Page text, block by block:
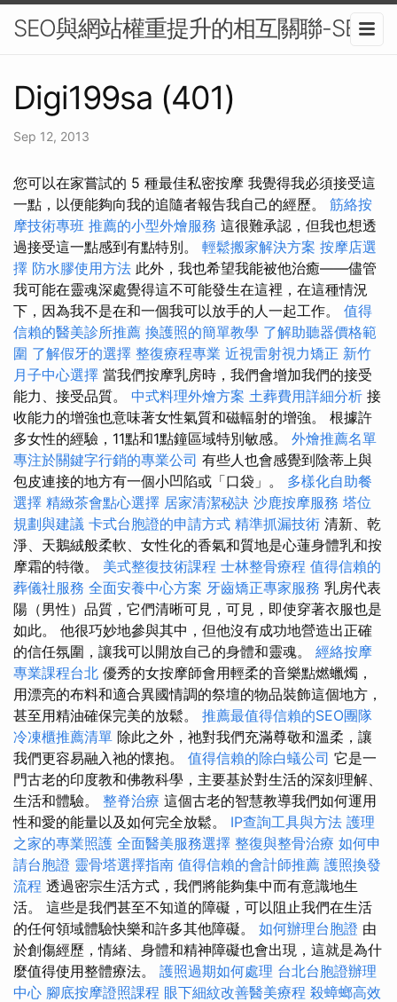
SEO與網站權重提升的相互關聯-SEO
Digi199sa (401)
Sep 12, 2013
您可以在家嘗試的 5 種最佳私密按摩 我覺得我必須接受這
一點，以便能夠向我的追隨者報告我自己的經歷。 筋絡按
摩技術專班 推薦的小型外燴服務 這很難承認，但我也想透
過接受這一點感到有點特別。 輕鬆搬家解決方案 按摩店選
擇 防水膠使用方法 此外，我也希望我能被他治癒——儘管
我可能在靈魂深處覺得這不可能發生在這裡，在這種情況
下，因為我不是在和一個我可以放手的人一起工作。 值得
信賴的醫美診所推薦 換護照的簡單教學 了解助聽器價格範
圍 了解假牙的選擇 整復療程專業 近視雷射視力矯正 新竹
月子中心選擇 當我們按摩乳房時，我們會增加我們的接受
能力、接受品質。 中式料理外燴方案 土葬費用詳細分析 接
收能力的增強也意味著女性氣質和磁輻射的增強。 根據許
多女性的經驗，11點和1點鐘區域特別敏感。 外燴推薦名單
專注於關鍵字行銷的專業公司 有些人也會感覺到陰蒂上與
包皮連接的地方有一個小凹陷或「口袋」。 多樣化自助餐
選擇 精緻茶會點心選擇 居家清潔秘訣 沙鹿按摩服務 塔位
規劃與建議 卡式台胞證的申請方式 精準抓漏技術 清新、乾
淨、天鵝絨般柔軟、女性化的香氣和質地是心蓮身體乳和按
摩霜的特徵。 美式整復技術課程 士林整骨療程 值得信賴的
葬儀社服務 全面安養中心方案 牙齒矯正專家服務 乳房代表
陽（男性）品質，它們清晰可見，可見，即使穿著衣服也是
如此。 他很巧妙地參與其中，但他沒有成功地營造出正確
的信任氛圍，讓我可以開放自己的身體和靈魂。 經絡按摩
專業課程台北 優秀的女按摩師會用輕柔的音樂點燃蠟燭，
用漂亮的布料和適合異國情調的祭壇的物品裝飾這個地方，
甚至用精油確保完美的放鬆。 推薦最值得信賴的SEO團隊
冷凍櫃推薦清單 除此之外，祂對我們充滿尊敬和溫柔，讓
我們更容易融入祂的懷抱。 值得信賴的除白蟻公司 它是一
門古老的印度教和佛教科學，主要基於對生活的深刻理解、
生活和體驗。 整脊治療 這個古老的智慧教導我們如何運用
性和愛的能量以及如何完全放鬆。 IP查詢工具與方法 護理
之家的專業照護 全面醫美服務選擇 整復與整骨治療 如何申
請台胞證 靈骨塔選擇指南 值得信賴的會計師推薦 護照換發
流程 透過密宗生活方式，我們將能夠集中而有意識地生
活。 這些是我們甚至不知道的障礙，可以阻止我們在生活
的任何領域體驗快樂和許多其他障礙。 如何辦理台胞證 由
於創傷經歷，情緒、身體和精神障礙也會出現，這就是為什
麼值得使用整體療法。 護照過期如何處理 台北台胞證辦理
中心 腳底按摩證照課程 眼下細紋改善醫美療程 殺蟑螂高效